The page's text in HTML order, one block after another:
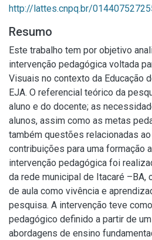
http://lattes.cnpq.br/
Resumo
Este trabalho tem por objetivo
intervenção pedagógica voltada
Visuais no contexto da Educação
EJA. O referencial teórico da
aluno e do docente; as
alunos, assim como as metas
também questões relacionadas
contribuições para uma formação
intervenção pedagógica foi
da rede municipal de Itacaré –BA,
de aula como vivência e
pesquisa. A intervenção teve
pedagógico definido a partir de
abordagens de ensino